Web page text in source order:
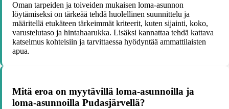
Oman tarpeiden ja toiveiden mukaisen loma-asunnon
löytämiseksi on tärkeää tehdä huolellinen suunnittelu ja
määritellä etukäteen tärkeimmät kriteerit, kuten sijainti, koko,
varustelutaso ja hintahaarukka. Lisäksi kannattaa tehdä kattava
katselmus kohteisiin ja tarvittaessa hyödyntää ammattilaisten
apua.
Mitä eroa on myytävillä loma-asunnoilla ja
loma-asunnoilla Pudasjärvellä?